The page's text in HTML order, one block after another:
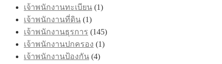
เจ้าพนักงานทะเบียน (1)
เจ้าพนักงานที่ดิน (1)
เจ้าพนักงานธุรการ (145)
เจ้าพนักงานปกครอง (1)
เจ้าพนักงานป้องกัน (4)